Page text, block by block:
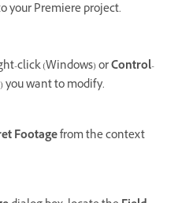
your Premiere project.
click (Windows) orControl-
you want to modify.
Footagefrom the context